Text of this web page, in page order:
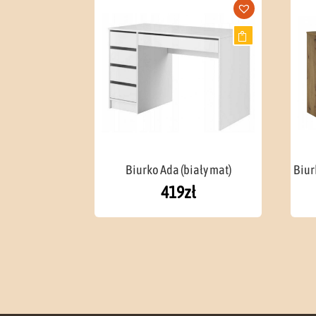
Biurko Ada (biały mat)
419zł